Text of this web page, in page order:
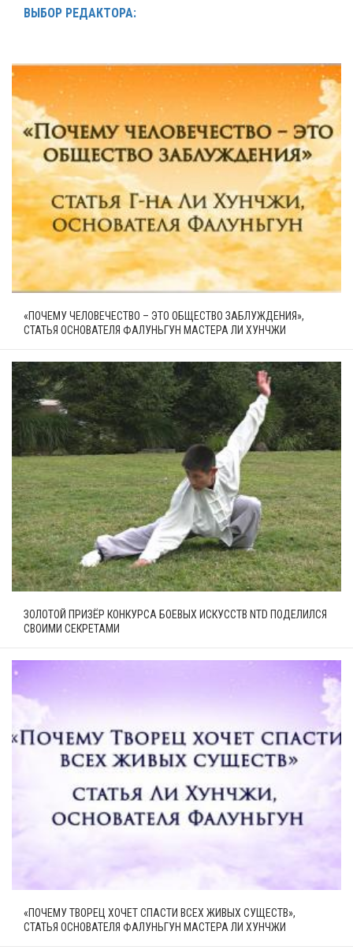
ВЫБОР РЕДАКТОРА:
«ПОЧЕМУ ЧЕЛОВЕЧЕСТВО – ЭТО ОБЩЕСТВО ЗАБЛУЖДЕНИЯ»,
СТАТЬЯ ОСНОВАТЕЛЯ ФАЛУНЬГУН МАСТЕРА ЛИ ХУНЧЖИ
ЗОЛОТОЙ ПРИЗЁР КОНКУРСА БОЕВЫХ ИСКУССТВ NTD ПОДЕЛИЛСЯ
СВОИМИ СЕКРЕТАМИ
«ПОЧЕМУ ТВОРЕЦ ХОЧЕТ СПАСТИ ВСЕХ ЖИВЫХ СУЩЕСТВ»,
СТАТЬЯ ОСНОВАТЕЛЯ ФАЛУНЬГУН МАСТЕРА ЛИ ХУНЧЖИ